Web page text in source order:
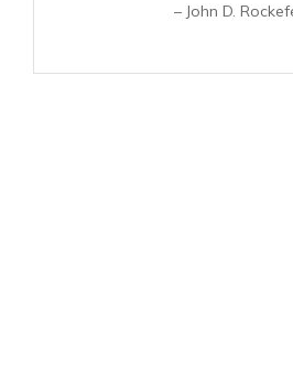
– John D.